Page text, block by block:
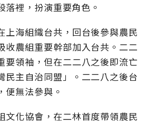
落裡，扮演重要角色。
上海組織台共，回台後參與農民
收農組重要幹部加入台共。二二
要領袖，但在二二八之後即流亡
民主自治同盟」。二二八之後台
便無法參與。
文化協會，在二林首度帶領農民